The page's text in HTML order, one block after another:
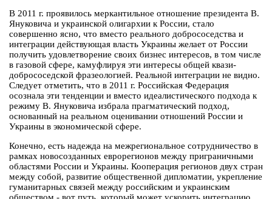
В 2011 г. проявилось меркантильное отношение президента В.
Януковича и украинской олигархии к России, стало
совершенно ясно, что вместо реального добрососедства и
интеграции действующая власть Украины желает от России
получить удовлетворение своих бизнес интересов, в том числе
в газовой сфере, камуфлируя эти интересы общей квази-
добрососедской фразеологией. Реальной интеграции не видно.
Следует отметить, что в 2011 г. Российская Федерация
осознала эти тенденции и вместо идеалистического подхода к
режиму В. Януковича избрала прагматический подход,
основанный на реальном оценивании отношений России и
Украины в экономической сфере.
Конечно, есть надежда на межрегиональное сотрудничество в
рамках новосозданных еврорегионов между приграничными
областями России и Украины. Кооперация регионов двух стран
между собой, развитие общественной дипломатии, укрепление
гуманитарных связей между российским и украинским